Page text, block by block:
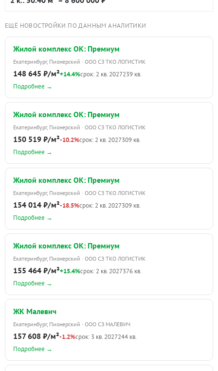
ЕЩЁ НОВОСТРОЙКИ ПО ДАННЫМ АНАЛИТИКИ
Жилой комплекс ОК: Премиум
Екатеринбург, Пионерский · ООО СЗ ТКО ЛОГИСТИК
148 645 ₽/м²+14.4%срок: 2 кв. 2027239 кв.
Подробнее →
Жилой комплекс ОК: Премиум
Екатеринбург, Пионерский · ООО СЗ ТКО ЛОГИСТИК
150 519 ₽/м²-10.2%срок: 2 кв. 2027309 кв.
Подробнее →
Жилой комплекс ОК: Премиум
Екатеринбург, Пионерский · ООО СЗ ТКО ЛОГИСТИК
154 014 ₽/м²-18.5%срок: 2 кв. 2027309 кв.
Подробнее →
Жилой комплекс ОК: Премиум
Екатеринбург, Пионерский · ООО СЗ ТКО ЛОГИСТИК
155 464 ₽/м²+15.4%срок: 2 кв. 2027376 кв.
Подробнее →
ЖК Малевич
Екатеринбург, Пионерский · ООО СЗ МАЛЕВИЧ
157 608 ₽/м²-1.2%срок: 3 кв. 2027244 кв.
Подробнее →